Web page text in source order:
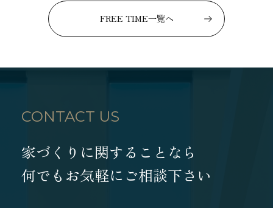
FREE TIME一覧へ
CONTACT US
家づくりに関することなら
何でもお気軽にご相談下さい